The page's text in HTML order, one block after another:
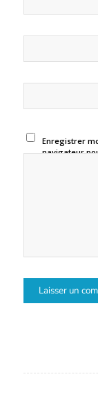
Enregistrer
navigateur